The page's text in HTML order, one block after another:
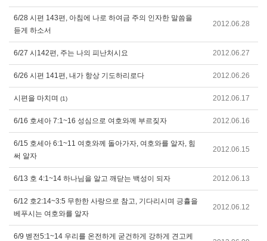
6/28 시편 143편, 아침에 나로 하여금 주의 인자한 말씀을
듣게 하소서
2012.06.28
6/27 시142편, 주는 나의 피난처시요 2012.06.27
6/26 시편 141편, 내가 항상 기도하리로다 2012.06.26
시편을 마치며 (1) 2012.06.17
6/16 호세아 7:1~16 성심으로 여호와께 부르짖자 2012.06.16
6/15 호세아 6:1~11 여호와께 돌아가자, 여호와를 알자, 힘
써 알자
2012.06.15
6/13 호 4:1~14 하나님을 알고 깨닫는 백성이 되자 2012.06.13
6/12 호2:14~3:5 무한한 사랑으로 참고, 기다리시며 긍휼을
베푸시는 여호와를 알자
2012.06.12
6/9 벧전5:1~14 우리를 온전하게 굳건하게 강하게 견고케